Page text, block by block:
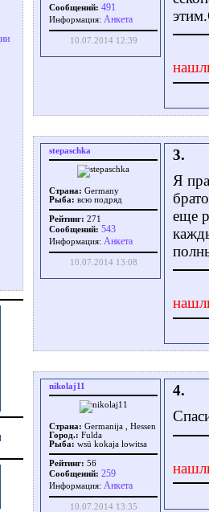
Сообщений: 491
Информация: Aнкета
10.07.2014 12:39
stepaschka
Страна: Germany
Рыба: всю подряд
Рейтинг: 271
Сообщений: 543
Информация: Aнкета
10.07.2014 13:08
3.
Я
еще
nikolaj11
Страна: Germanija , Hessen
Город.: Fulda
Рыба: wsü kokaja lowitsa
Рейтинг: 56
Сообщений: 259
Информация: Aнкета
10.07.2014 13:35
4.